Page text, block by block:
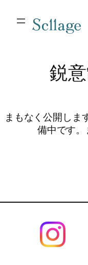
Scllage
鋭
まもなく公開しま
備中です。